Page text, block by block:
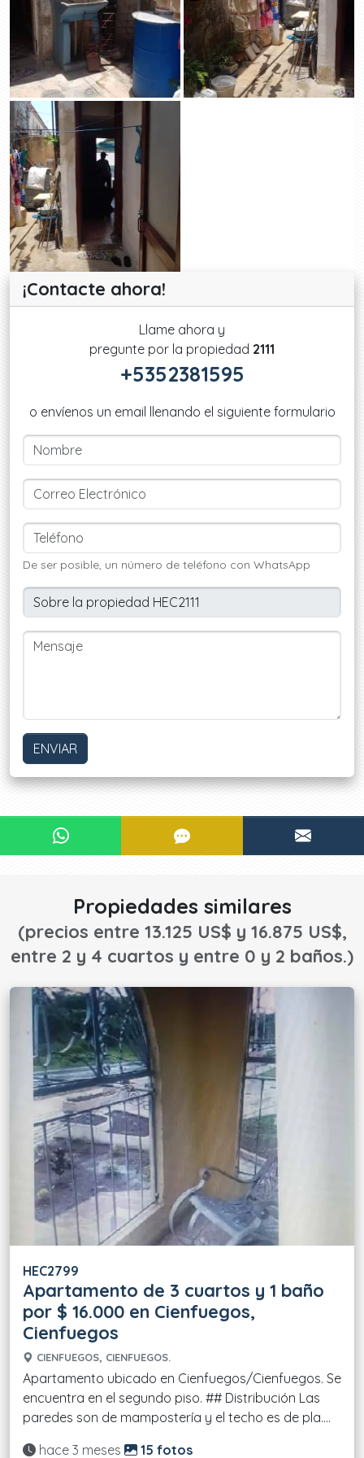
¡Contacte ahora!
Llame ahora y
pregunte por la propiedad 2111
+5352381595
o envíenos un email llenando el siguiente formulario
De ser posible, un número de teléfono con WhatsApp
ENVIAR
¿Le interesa?
¡CONTACTE AHORA!
CONTACTAR POR WHATSAPP
CONTACTAR POR SMS
Propiedades similares
(precios entre 13.125 US$ y 16.875 US$,
entre 2 y 4 cuartos y entre 0 y 2 baños.)
HEC2799
Apartamento de 3 cuartos y 1 baño
por $ 16.000 en Cienfuegos,
Cienfuegos
CIENFUEGOS, CIENFUEGOS.
Apartamento ubicado en Cienfuegos/Cienfuegos. Se
encuentra en el segundo piso. ## Distribución Las
paredes son de mampostería y el techo es de pla....
Actualizado:
hace 3 meses 15 fotos